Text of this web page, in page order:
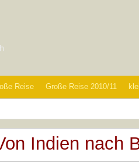
Reise Große Reise 2010/11
Indien nach